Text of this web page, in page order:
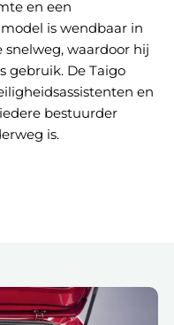
en een
is wendbaar in
waardoor hij
gebruik. De Taigo
en
bestuurder
is.